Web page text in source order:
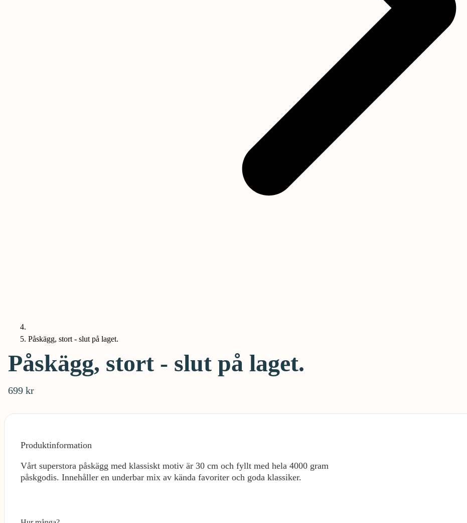
Påskägg, stort - slut på laget.
Påskägg, stort - slut på laget.
699 kr
Produktinformation
Vårt superstora påskägg med klassiskt motiv är 30 cm och fyllt med hela 4000 gram
påskgodis. Innehåller en underbar mix av kända favoriter och goda klassiker.